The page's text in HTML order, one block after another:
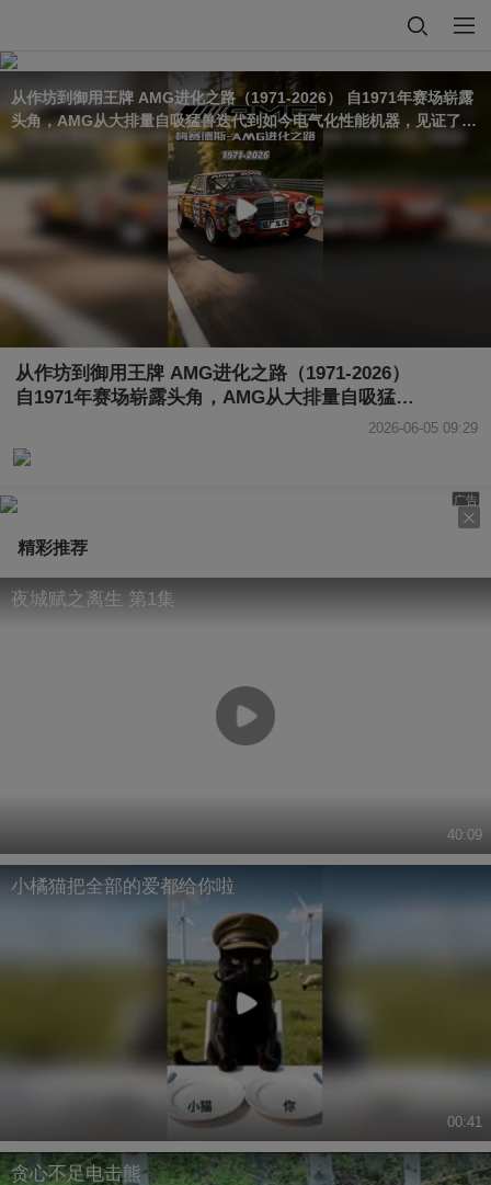
从作坊到御用王牌 AMG进化之路（1971-2026） 自1971年赛场崭露
头角，AMG从大排量自吸猛兽迭代到如今电气化性能机器，见证了民
用性能车半个世纪的变革。今天带来AMG五十年车型进化史全集…@
搜狐汽车 @找不到神笔的马良 @晏成的财经观察 @摸鱼兄弟 @搜狐
体育 @新车驾到 @Jen的很AI @Top无界美学 @韩大狗5758 @路边
报 @汽车咖啡馆 @小奈AI开车 @大月月的小森林 @北京话说车 @卡
雷拉BT
从作坊到御用王牌 AMG进化之路（1971-2026）
自1971年赛场崭露头角，AMG从大排量自吸猛兽
迭代到如今电气化性能机器，见证了民用性能车半
个世纪的变革。今天带来AMG五十年车型进化史全
集…@搜狐汽车 @找不到神笔的马良 @晏成的财
经观察 @摸鱼兄弟 @搜狐体育 @新车驾到 @Jen
的很AI @Top无界美学 @韩大狗5758 @路边报 @
汽车咖啡馆 @小奈AI开车 @大月月的小森林 @北
2026-06-05 09:29
广告
精彩推荐
夜城赋之离生 第1集
40:09
小橘猫把全部的爱都给你啦
00:41
贪心不足电击熊